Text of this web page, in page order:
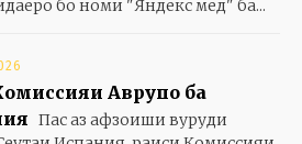
бо номи "Яндекс мед" ба...
Аврупо ба
Пас аз афзоиши вуруди